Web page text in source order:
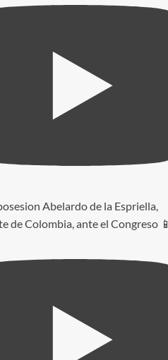
Abelardo de la Espriella,
de Colombia, ante el Congreso 📱